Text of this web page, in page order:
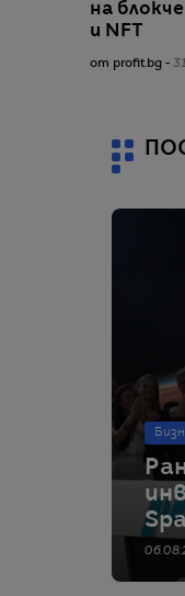
на
и NFT
от profit.bg -